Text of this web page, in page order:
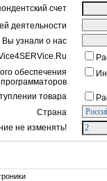
счет
деятельности
Вы узнали о нас
обеспечения
программаторов
товара
Страна
не изменять!